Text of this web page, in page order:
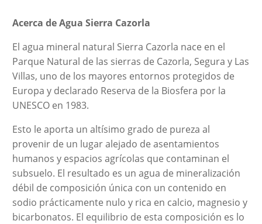
Acerca de Agua Sierra Cazorla
El agua mineral natural Sierra Cazorla nace en el
Parque Natural de las sierras de Cazorla, Segura y Las
Villas, uno de los mayores entornos protegidos de
Europa y declarado Reserva de la Biosfera por la
UNESCO en 1983.
Esto le aporta un altísimo grado de pureza al
provenir de un lugar alejado de asentamientos
humanos y espacios agrícolas que contaminan el
subsuelo. El resultado es un agua de mineralización
débil de composición única con un contenido en
sodio prácticamente nulo y rica en calcio, magnesio y
bicarbonatos. El equilibrio de esta composición es lo